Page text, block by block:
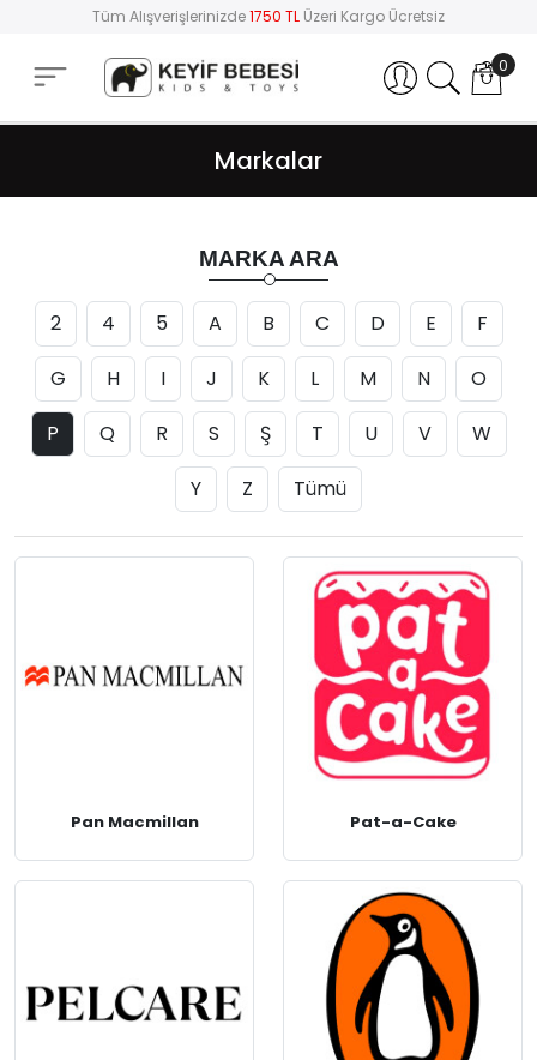
Tüm Alışverişlerinizde1750 TL Üzeri Kargo Ücretsiz
Hesabım 0
Markalar
MARKA ARA
2 4 5 A B C D E
F
G
H I J K L M N
O
P
Q R S Ş T U V
W
Y
Z Tümü
Pan Macmillan Pat-a-Cake